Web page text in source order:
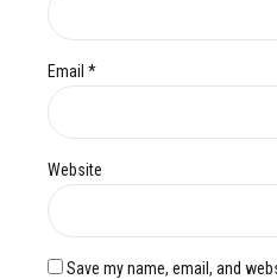
Email *
Website
Save my name, email, and